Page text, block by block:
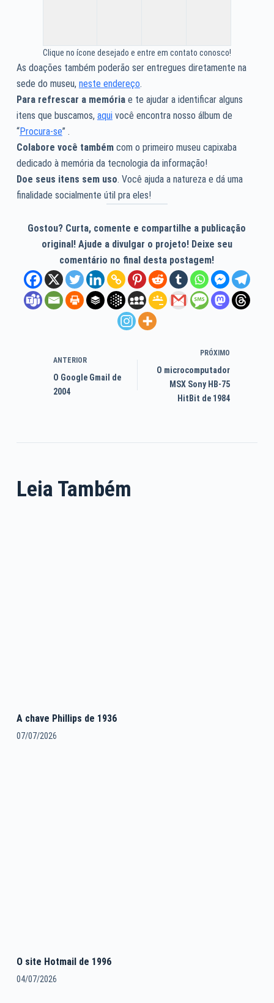
Clique no ícone desejado e entre em contato conosco!
As doações também poderão ser entregues diretamente na
sede do museu, neste endereço.
Para refrescar a memóriae te ajudar a identificar alguns
itens que buscamos, aquivocê encontra nosso álbum de
“Procura-se” .
Colabore você tambémcom o primeiro museu capixaba
dedicado à memória da tecnologia da informação!
Doe seus itens sem uso. Você ajuda a natureza e dá uma
finalidade socialmente útil pra eles!
Gostou? Curta, comente e compartilhe a publicação
original! Ajude a divulgar o projeto! Deixe seu
comentário no final desta postagem!
ANTERIOR
O Google Gmail de
2004
PRÓXIMO
O microcomputador
MSX Sony HB-75
HitBit de 1984
Leia Também
A chave Phillips de 1936
07/07/2026
O site Hotmail de 1996
04/07/2026